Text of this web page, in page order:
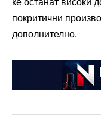
покритични
дополнително.